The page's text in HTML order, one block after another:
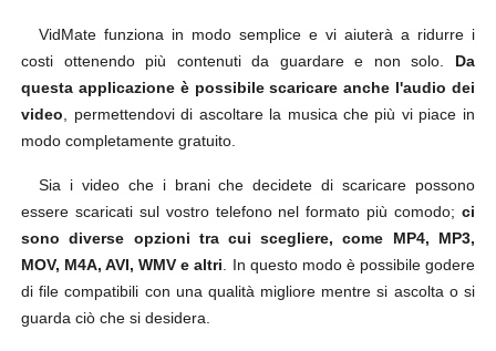
VidMate funziona in modo semplice e vi aiuterà a ridurre i
costi ottenendo più contenuti da guardare e non solo. Da
questa applicazione è possibile scaricare anche l'audio dei
video , permettendovi di ascoltare la musica che più vi piace in
modo completamente gratuito.
Sia i video che i brani che decidete di scaricare possono
essere scaricati sul vostro telefono nel formato più comodo; ci
sono diverse opzioni tra cui scegliere, come MP4, MP3,
MOV, M4A, AVI, WMV e altri . In questo modo è possibile godere
di file compatibili con una qualità migliore mentre si ascolta o si
guarda ciò che si desidera.